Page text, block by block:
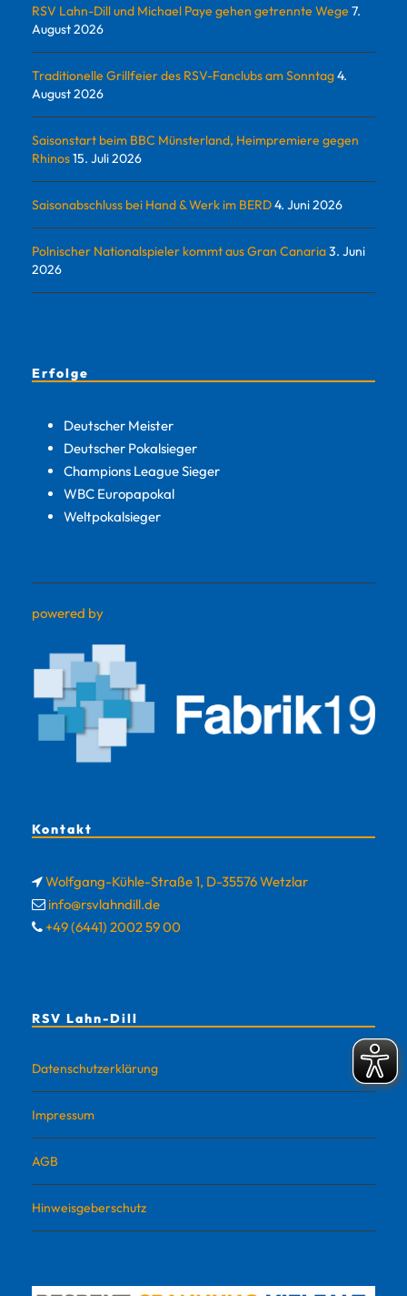
RSV Lahn-Dill und Michael Paye gehen getrennte Wege 7.
August 2026
Traditionelle Grillfeier des RSV-Fanclubs am Sonntag4.
August 2026
Saisonstart beim BBC Münsterland, Heimpremiere gegen
Rhinos15. Juli 2026
Saisonabschluss bei Hand & Werk im BERD4. Juni 2026
Polnischer Nationalspieler kommt aus Gran Canaria3. Juni
2026
Erfolge
Deutscher Meister
Deutscher Pokalsieger
Champions League Sieger
WBC Europapokal
Weltpokalsieger
powered by
Kontakt
Wolfgang-Kühle-Straße 1, D-35576 Wetzlar
info@rsvlahndill.de
+49 (6441) 2002 59 00
RSV Lahn-Dill
Datenschutzerklärung
Impressum
AGB
Hinweisgeberschutz